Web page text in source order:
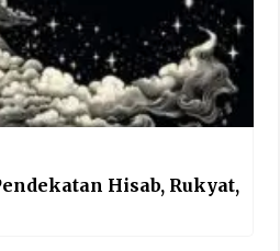
Hisab, Rukyat,